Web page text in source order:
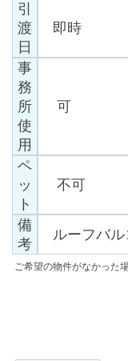
引
渡
日
即時
事
務
所
使
用
可
ペ
ッ
ト
不可
備
考
ルーフバル
ご希望の物件がなかった